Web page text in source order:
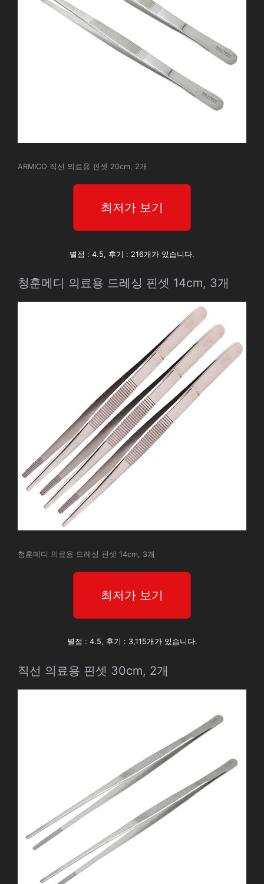
ARMICO 직선 의료용 핀셋 20cm, 2개
최저가 보기
별점 : 4.5, 후기 : 216개가 있습니다.
청훈메디 의료용 드레싱 핀셋 14cm, 3개
청훈메디 의료용 드레싱 핀셋 14cm, 3개
최저가 보기
별점 : 4.5, 후기 : 3,115개가 있습니다.
직선 의료용 핀셋 30cm, 2개